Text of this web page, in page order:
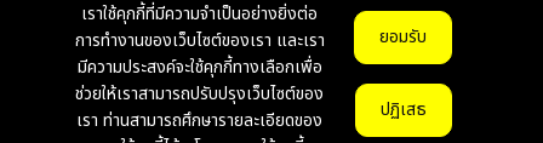
เราใช้คุกกี้ที่มีความจำเป็นอย่างยิ่งต่อ
การทำงานของเว็บไซต์ของเรา และเรา
มีความประสงค์จะใช้คุกกี้ทางเลือกเพื่อ
ช่วยให้เราสามารถปรับปรุงเว็บไซต์ของ
เรา ท่านสามารถศึกษารายละเอียดของ
ยอมรับ
ปฏิเสธ
© Copyright 2026 munkonggadget. All Right Reserved. v1.1.0